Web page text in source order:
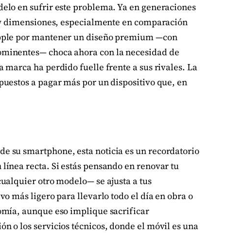
en sufrir este problema. Ya en generaciones
especialmente en comparación
por mantener un diseño premium —con
choca ahora con la necesidad de
ha perdido fuelle frente a sus rivales. La
a pagar más por un dispositivo que, en
su smartphone, esta noticia es un recordatorio
recta. Si estás pensando en renovar tu
otro modelo— se ajusta a tus
más ligero para llevarlo todo el día en obra o
aunque eso implique sacrificar
o los servicios técnicos, donde el móvil es una